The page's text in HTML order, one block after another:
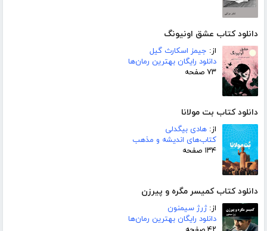
دانلود کتاب عشق اونیونگ
از: جیمز اسکارث گیل
دانلود رایگان بهترین رمان‌ها
۷۳ صفحه
دانلود کتاب بت مولانا
از: هادی بیگدلی
کتاب‌های اندیشه و مذهب
۱۳۴ صفحه
دانلود کتاب کمیسر مگره و پیرزن
از:ژرژ سیمنون
دانلود رایگان بهترین رمان‌ها